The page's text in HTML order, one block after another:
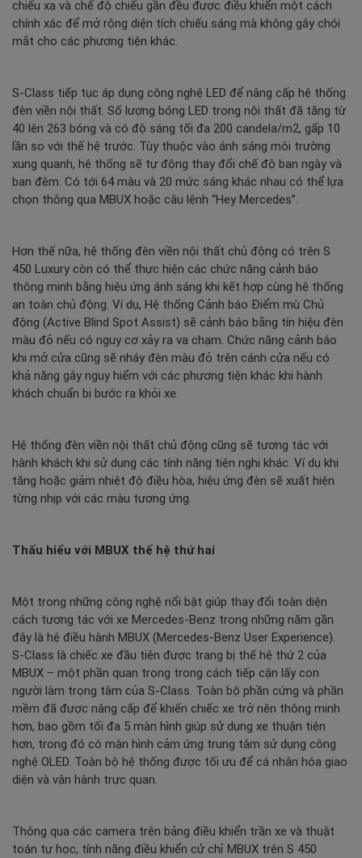
chiếu xa và chế độ chiếu gần đều được điều khiển một cách
chính xác để mở rộng diện tích chiếu sáng mà không gây chói
mắt cho các phương tiện khác.
S-Class tiếp tục áp dụng công nghệ LED để nâng cấp hệ thống
đèn viền nội thất. Số lượng bóng LED trong nội thất đã tăng từ
40 lên 263 bóng và có độ sáng tối đa 200 candela/m2, gấp 10
lần so với thế hệ trước. Tùy thuộc vào ánh sáng môi trường
xung quanh, hệ thống sẽ tự động thay đổi chế độ ban ngày và
ban đêm. Có tới 64 màu và 20 mức sáng khác nhau có thể lựa
chọn thông qua MBUX hoặc câu lệnh “Hey Mercedes”.
Hơn thế nữa, hệ thống đèn viền nội thất chủ động có trên S
450 Luxury còn có thể thực hiện các chức năng cảnh báo
thông minh bằng hiệu ứng ánh sáng khi kết hợp cùng hệ thống
an toàn chủ động. Ví dụ, Hệ thống Cảnh báo Điểm mù Chủ
động (Active Blind Spot Assist) sẽ cảnh báo bằng tín hiệu đèn
màu đỏ nếu có nguy cơ xảy ra va chạm. Chức năng cảnh báo
khi mở cửa cũng sẽ nháy đèn màu đỏ trên cánh cửa nếu có
khả năng gây nguy hiểm với các phương tiện khác khi hành
khách chuẩn bị bước ra khỏi xe.
Hệ thống đèn viền nội thất chủ động cũng sẽ tương tác với
hành khách khi sử dụng các tính năng tiện nghi khác. Ví dụ khi
tăng hoặc giảm nhiệt độ điều hòa, hiệu ứng đèn sẽ xuất hiện
từng nhịp với các màu tương ứng.
Thấu hiểu với MBUX thế hệ thứ hai
Một trong những công nghệ nổi bật giúp thay đổi toàn diện
cách tương tác với xe Mercedes-Benz trong những năm gần
đây là hệ điều hành MBUX (Mercedes-Benz User Experience).
S-Class là chiếc xe đầu tiên được trang bị thế hệ thứ 2 của
MBUX – một phần quan trọng trong cách tiếp cận lấy con
người làm trọng tâm của S-Class. Toàn bộ phần cứng và phần
mềm đã được nâng cấp để khiến chiếc xe trở nên thông minh
hơn, bao gồm tối đa 5 màn hình giúp sử dụng xe thuận tiện
hơn, trong đó có màn hình cảm ứng trung tâm sử dụng công
nghệ OLED. Toàn bộ hệ thống được tối ưu để cá nhân hóa giao
diện và vận hành trực quan.
Thông qua các camera trên bảng điều khiển trần xe và thuật
toán tự học, tính năng điều khiển cử chỉ MBUX trên S 450